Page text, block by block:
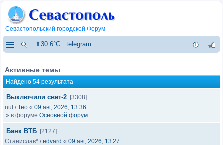
Севастопольский городской Форум
⇑30.6°C telegram
Активные темы
Найдено 54 результата
Выключили свет-2 [3308]
nut/Тео « 09 авг, 2026, 13:36
» в форуме Основной форум
Банк ВТБ [2127]
Станислав* /edvard « 09 авг, 2026, 13:27